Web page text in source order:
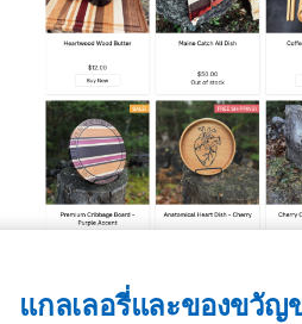
แกลเลอรี่และของขวั